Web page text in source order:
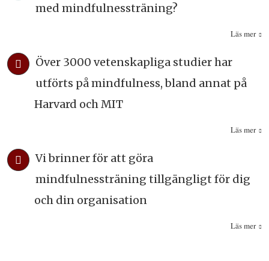
med mindfulnessträning?
Läs mer
Över 3000 vetenskapliga studier har
utförts på mindfulness, bland annat på
Harvard och MIT
Läs mer
Vi brinner för att göra
mindfulnessträning tillgängligt för dig
och din organisation
Läs mer